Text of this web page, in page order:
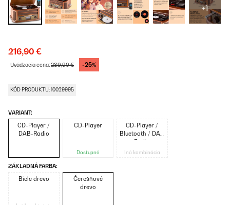
+1
216,90 €
Uvádzacia cena:289,90 € -25%
KÓD PRODUKTU: 10029995
VARIANT:
CD-Player /
DAB-Radio
CD-Player
Dostupné
CD-Player /
Bluetooth / DAB
Radio
Iná kombinácia
ZÁKLADNÁ FARBA:
Biele drevo
Čerešňové
drevo